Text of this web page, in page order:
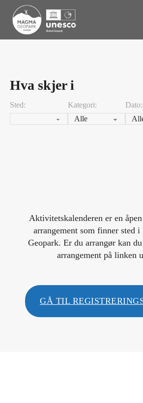
Hva skjer i
Sted: Kategori: Dato:
Aktivitetskalenderen er en
arrangement som finner sted i
Geopark. Er du arrangør kan
arrangement på linken
GÅ TIL